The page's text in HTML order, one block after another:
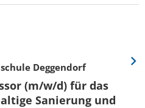
Deggendorf
(m/w/d) für das
Sanierung und
Eine